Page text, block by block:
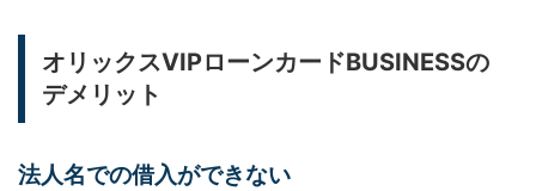
オリックスVIPローンカードBUSINESSの
デメリット
法人名での借入ができない